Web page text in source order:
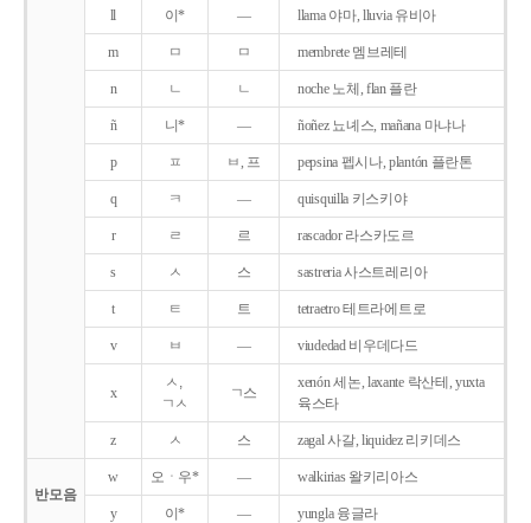
ll 이* ― llama 야마, lluvia 유비아
m ㅁ ㅁ membrete 멤브레테
n ㄴ ㄴ noche 노체, flan 플란
ñ 니* ― ñoñez 뇨녜스, mañana 마냐나
p ㅍ ㅂ, 프 pepsina 펩시나, plantón 플란톤
q ㅋ ― quisquilla 키스키야
r ㄹ 르 rascador 라스카도르
s ㅅ 스 sastreria 사스트레리아
t ㅌ 트 tetraetro 테트라에트로
v ㅂ ― viudedad 비우데다드
x
ㅅ,
ㄱㅅ
ㄱ스
xenón 세논, laxante 락산테, yuxta
육스타
z ㅅ 스 zagal 사갈, liquidez 리키데스
반모음
w 오ㆍ우* ― walkirias 왈키리아스
y 이* ― yungla 융글라